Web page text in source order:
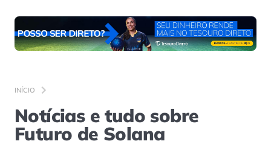
INÍCIO
Notícias e tudo sobre
Futuro de Solana